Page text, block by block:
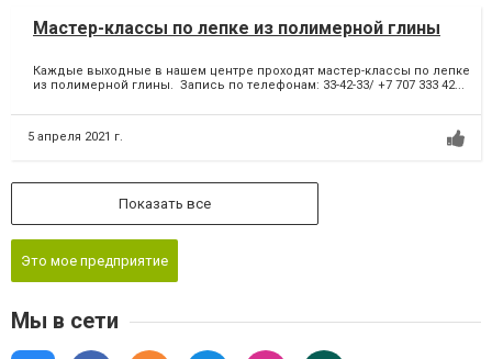
Мастер-классы по лепке из полимерной глины
Каждые выходные в нашем центре проходят мастер-классы по лепке
из полимерной глины. Запись по телефонам: 33-42-33/ +7 707 333 42...
5 апреля 2021 г.
Показать все
Это мое предприятие
Мы в сети